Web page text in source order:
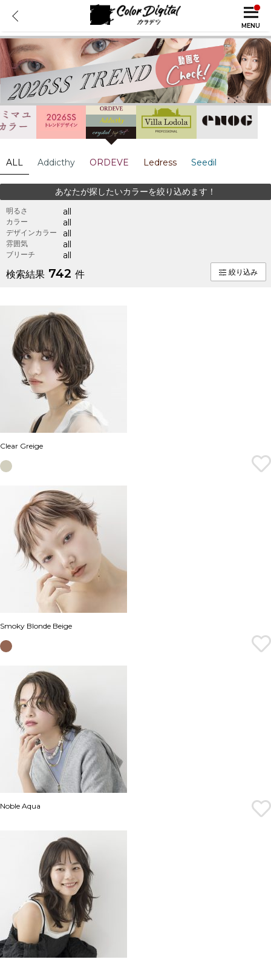
MENU
ALL Addicthy ORDEVE Ledress Seedil
あなたが探したいカラーを絞り込めます！
明るさ all
カラー all
デザインカラー all
雰囲気 all
ブリーチ all
検索結果 742 件 絞り込み
Clear Greige
Smoky Blonde Beige
Noble Aqua